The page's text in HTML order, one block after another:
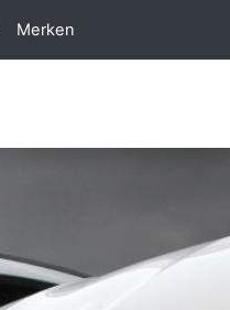
Merken